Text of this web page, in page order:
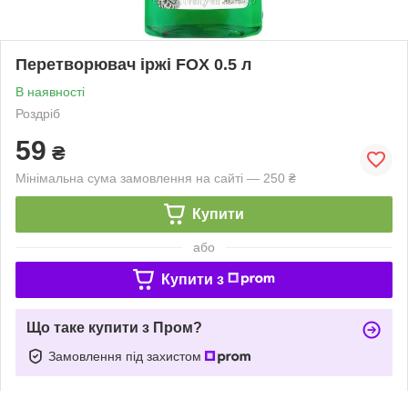
Перетворювач іржі FOX 0.5 л
В наявності
Роздріб
59 ₴
Мінімальна сума замовлення на сайті — 250 ₴
Купити
або
Купити з
Що таке купити з Пром?
Замовлення під захистом